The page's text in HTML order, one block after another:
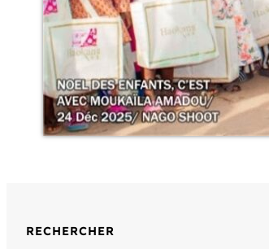
RECHERCHER